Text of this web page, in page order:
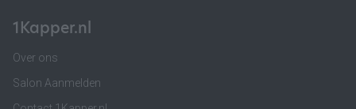
1Kapper.nl
Over ons
Salon Aanmelden